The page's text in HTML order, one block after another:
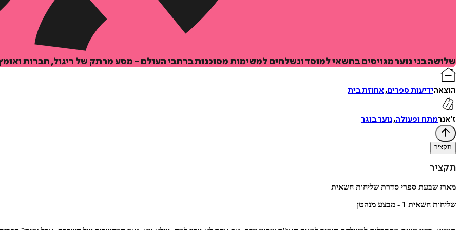
שלושה בני נוער מגויסים בחשאי למוסד ונשלחים למשימות מסוכנות ברחבי העולם - מסע מרתק של ריגול, חברות
הוצאהידיעות ספרים,אחוזת בית
ז'אנרמתח ופעולה, נוער בוגר
תקציר
תקציר
מארז שבעת ספרי סדרת שליחות חשאית
שליחות חשאית 1 - מבצע מנהטן